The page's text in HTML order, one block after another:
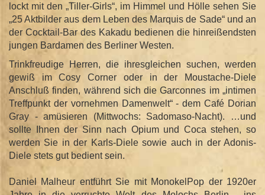
lockt mit den „Tiller-Girls“, im Himmel und Hölle sehen Sie
„25 Aktbilder aus dem Leben des Marquis de Sade“ und an
der Cocktail-Bar des Kakadu bedienen die hinreißendsten
jungen Bardamen des Berliner Westen.
Trinkfreudige Herren, die ihresgleichen suchen, werden
gewiß im Cosy Corner oder in der Moustache-Diele
Anschluß finden, während sich die Garconnes im „intimen
Treffpunkt der vornehmen Damenwelt“ - dem Café Dorian
Gray - amüsieren (Mittwochs: Sadomaso-Nacht). …und
sollte Ihnen der Sinn nach Opium und Coca stehen, so
werden Sie in der Karls-Diele sowie auch in der Adonis-
Diele stets gut bedient sein.
Daniel Malheur entführt Sie mit MonokelPop der 1920er